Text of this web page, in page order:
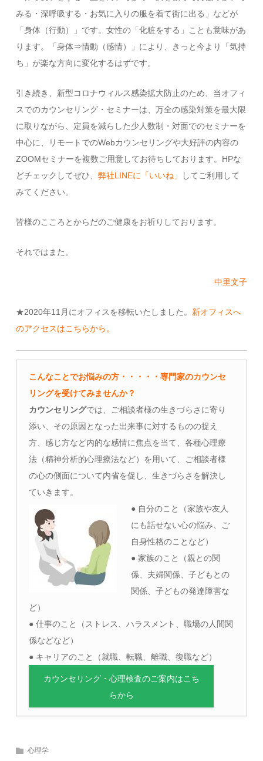
みる・深呼吸する・お気に入りの服を着て街に出る」などが
「身体（行動）」です。女性の「化粧をする」ことも意味があ
ります。「身体⇒情動（感情）」により、きっと今より「気持
ち」が楽な方向に変化するはずです。
引き続き、新型コロナウィルス感染拡大防止のため、当オフィ
スでのカウンセリング・セミナーは、万全の感染対策を最大限
に取りながら、定員を減らした少人数制・対面でのセミナーを
中心に、リモートでのWebカウンセリングや大好評の内容の
ZOOMセミナーを複数ご用意してお待ちしております。HPな
どチェックしてぜひ、弊社LINEに「いいね」
してご利用して
みてください。
皆様のこころとからだのご健康をお祈りしております。
それではまた。
中里文子
★2020年11月にオフィスを移転いたしました。 新オフィスへ
のアクセスはこちらから。
こんなことでお悩みの方・・・・・専門家のカウンセ
リングを受けてみませんか？
カウンセリングでは、ご相談者様の生きづらさに寄り
添い、その原因となった出来事に対するものの捉え
方、感じ方など内的な感情に焦点を当て、各種心理療
法（精神分析的心理療法など）を用いて、ご相談者様
の心の側面について内省を促し、生きづらさを解決し
ていきます。
● 自分のこと（家族や友人
にも話せない心の悩み、ご
自身性格のことなど）
● 家族のこと（親との関
係、夫婦関係、子どもとの
関係、子どもの発達障害な
ど）
● 仕事のこと（ストレス、ハラスメント、職場の人間関
係などなど）
● キャリアのこと（就職、転職、離職、復職など）
カウンセリング・心理検査のご案内はこち
らから
心理学